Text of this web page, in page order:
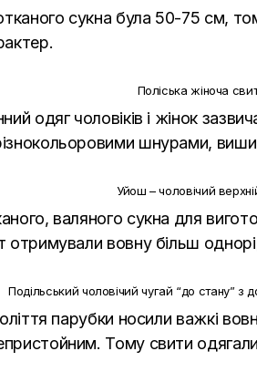
сукна була 50-75 см,
Поліська жіноча
одяг чоловіків і жінок
шнурами,
Уйош – чоловічий
валяного сукна для
отримували вовну більш
Подільський чоловічий чугай “до стану”
парубки носили важкі
Тому свити